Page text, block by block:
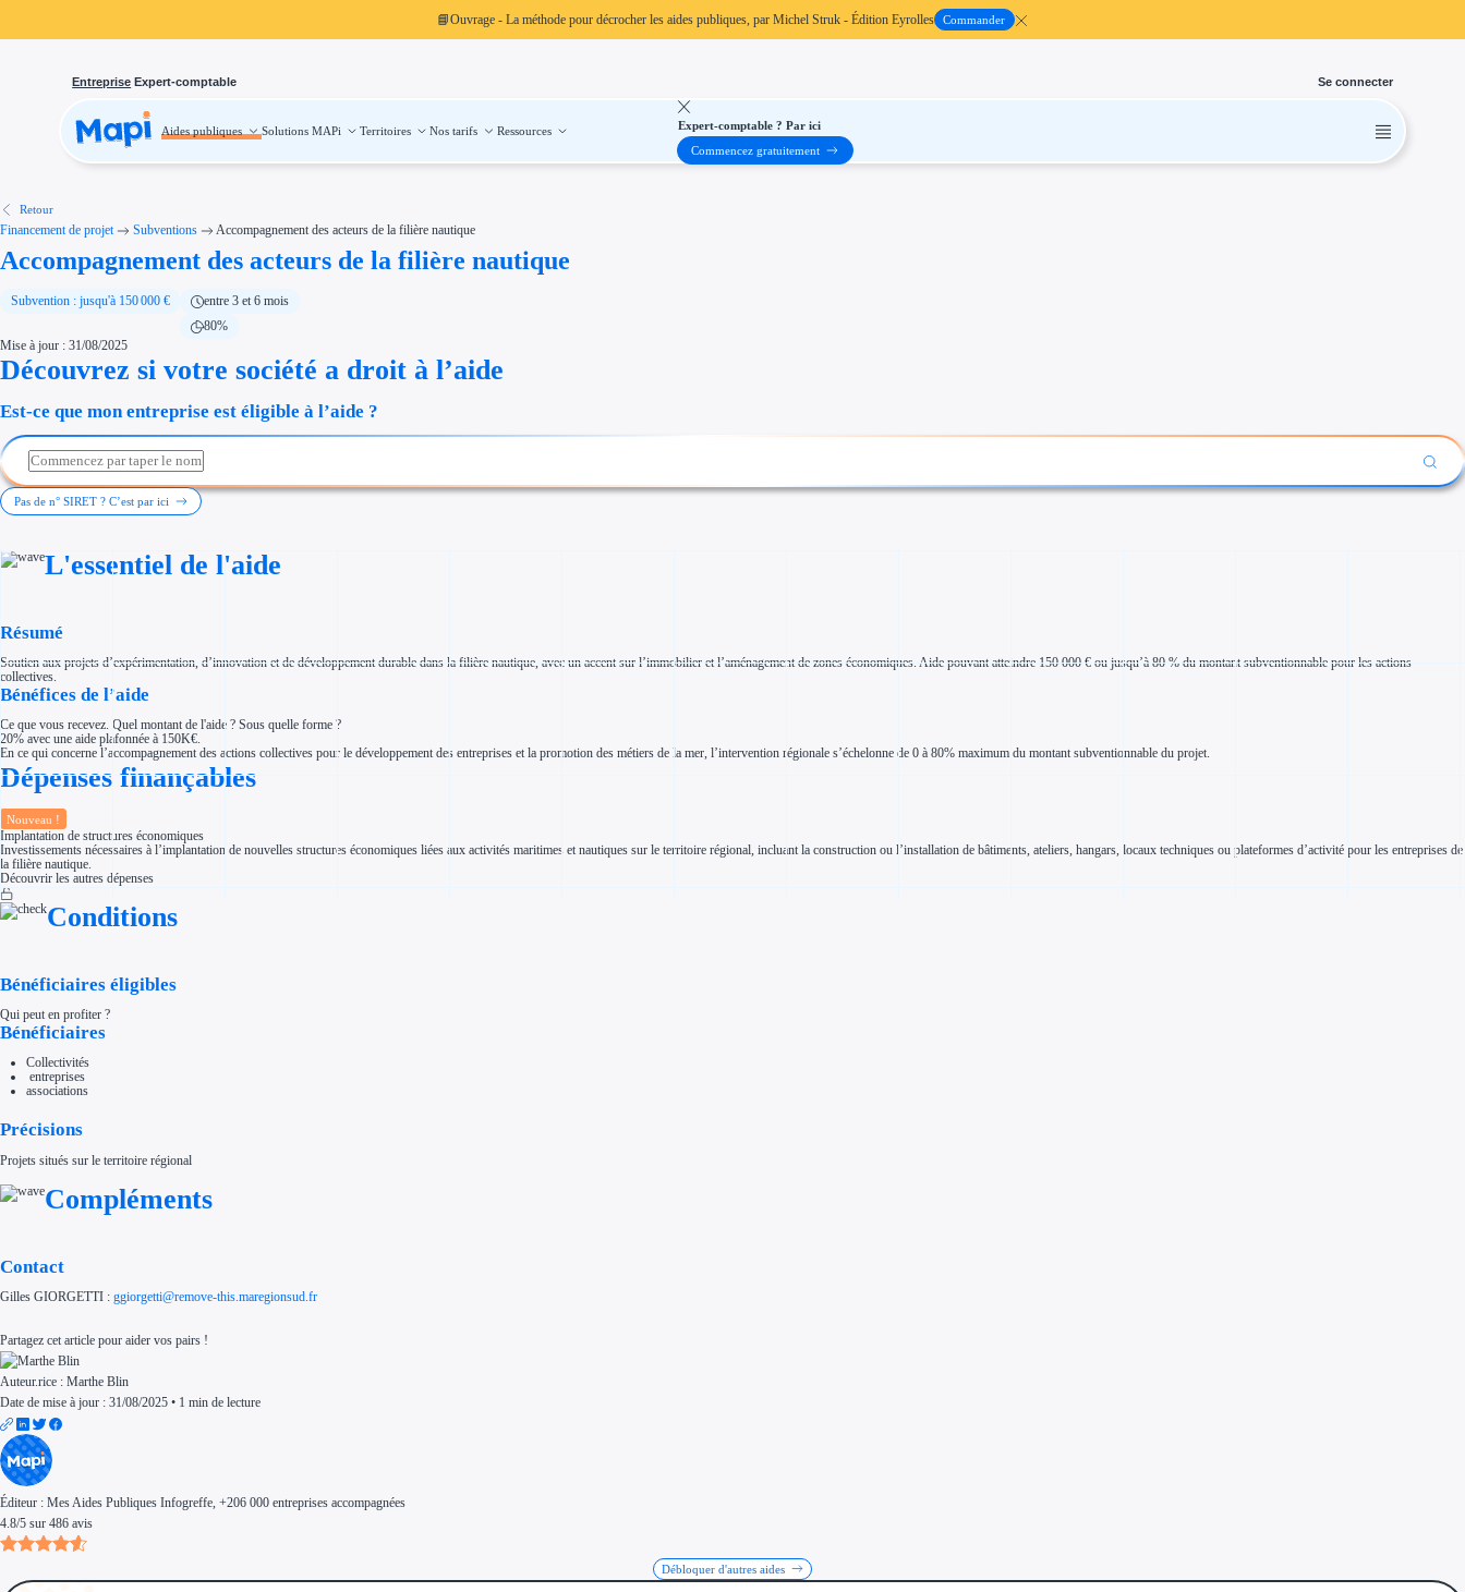
📘Ouvrage - La méthode pour décrocher les aides publiques, par Michel Struk - Édition Eyrolles Commander
Entreprise Expert-comptable Se connecter
Aides publiques Solutions MAPi Territoires Nos tarifs Ressources
Aides publiques
Investissement
Thématiques
Financement innovation
Transition écologique
Développement international
Économies d'énergie et d'eau
Étapes de vie
Cession d'entreprise
Entreprise en difficulté
Type de financements
Aides sans remboursement
Subventions
Investir dans une entreprise
Aides Urssaf
Prêts publics
Par financeur
Tous les financeurs
Solutions MAPi
Simulateur d'éligibilité
Trouvez des idées de dépenses éligibles
Quelles aides pour votre secteur ?
Régions de A à H
Aides Région Auvergne-Rhône-Alpes
Couvertures
Nos tarifs
Nos guides
Expert-comptable ? Par ici
Commencez gratuitement
Retour
Financement de projet Subventions Accompagnement des acteurs de la filière nautique
Accompagnement des acteurs de la filière nautique
Subvention : jusqu'à 150 000 €
entre 3 et 6 mois
80%
Mise à jour : 31/08/2025
Découvrez si votre société a droit à l’aide
Est-ce que mon entreprise est éligible à l’aide ?
Pas de n° SIRET ? C’est par ici
L'essentiel de l'aide
Résumé
Soutien aux projets d’expérimentation, d’innovation et de développement durable dans la filière nautique, avec un accent sur l’immobilier et l’aménagement de zones économiques. Aide pouvant atteindre 150 000 € ou jusqu’à 80 % du montant subventionnable pour les actions
collectives.
Bénéfices de l’aide
Ce que vous recevez. Quel montant de l'aide ? Sous quelle forme ?
20% avec une aide plafonnée à 150K€.
En ce qui concerne l’accompagnement des actions collectives pour le développement des entreprises et la promotion des métiers de la mer, l’intervention régionale s’échelonne de 0 à 80% maximum du montant subventionnable du projet.
Dépenses finançables
Nouveau !
Implantation de structures économiques
Investissements nécessaires à l’implantation de nouvelles structures économiques liées aux activités maritimes et nautiques sur le territoire régional, incluant la construction ou l’installation de bâtiments, ateliers, hangars, locaux techniques ou plateformes d’activité pour les entreprises de
la filière nautique.
Découvrir les autres dépenses
Conditions
Bénéficiaires éligibles
Qui peut en profiter ?
Bénéficiaires
Collectivités
entreprises
associations
Précisions
Projets situés sur le territoire régional
Compléments
Contact
Gilles GIORGETTI : ggiorgetti@remove-this. maregionsud.fr
Partagez cet article pour aider vos pairs !
Auteur.rice : Marthe Blin
Date de mise à jour : 31/08/2025 • 1 min de lecture
Éditeur : Mes Aides Publiques Infogreffe , +206 000 entreprises accompagnées
4.8/5 sur 486 avis
Débloquer d'autres aides